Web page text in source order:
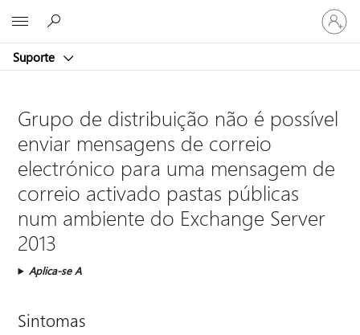
Suporte
Iniciar
sessão
na
Grupo de distribuição não é possível
enviar mensagens de correio
electrónico para uma mensagem de
correio activado pastas públicas
num ambiente do Exchange Server
2013
Aplica-se A
Sintomas